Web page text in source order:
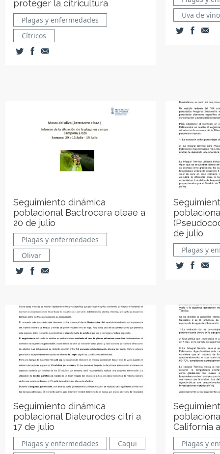
proteger la citricultura
Plagas y enfermedades
Cítricos
Uva de vino
Seguimiento dinámica
poblacional Bactrocera oleae a
20 de julio
Plagas y enfermedades
Olivar
de julio
Plagas y
Seguimiento dinámica
poblacional Dialeurodes citri a
17 de julio
Plagas y enfermedades
Caqui
California
Plagas y